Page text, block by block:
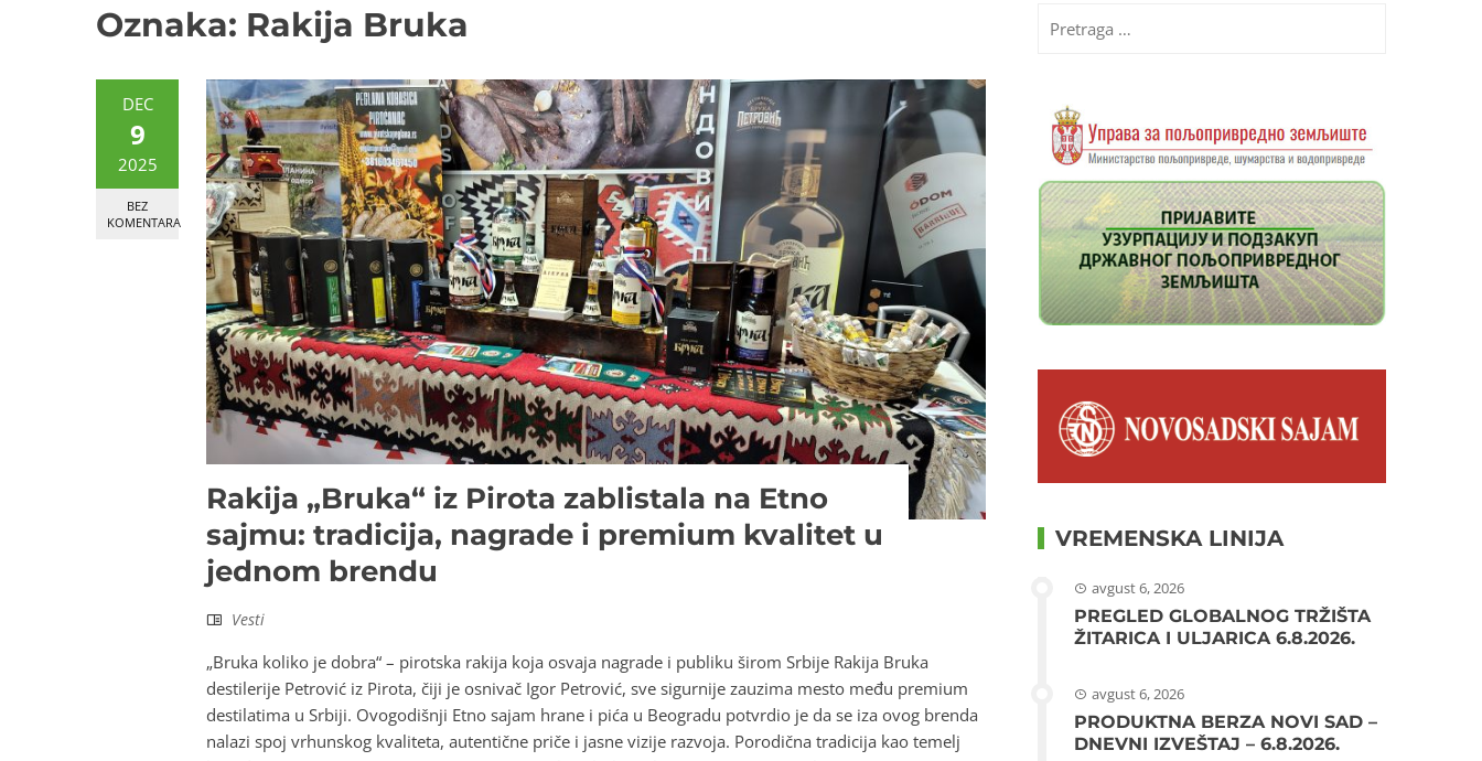
Oznaka: Rakija Bruka
DEC
9
2025
BEZ
KOMENTARA
Rakija „Bruka“ iz Pirota zablistala na Etno
sajmu: tradicija, nagrade i premium kvalitet u
jednom brendu
Vesti
„Bruka koliko je dobra“ – pirotska rakija koja osvaja nagrade i publiku širom Srbije Rakija Bruka
destilerije Petrović iz Pirota, čiji je osnivač Igor Petrović, sve sigurnije zauzima mesto među premium
destilatima u Srbiji. Ovogodišnji Etno sajam hrane i pića u Beogradu potvrdio je da se iza ovog brenda
nalazi spoj vrhunskog kvaliteta, autentične priče i jasne vizije razvoja. Porodična tradicija kao temelj
za:
VREMENSKA LINIJA
avgust 6, 2026
PREGLED GLOBALNOG TRŽIŠTA
ŽITARICA I ULJARICA 6.8.2026.
avgust 6, 2026
PRODUKTNA BERZA NOVI SAD –
DNEVNI IZVEŠTAJ – 6.8.2026.